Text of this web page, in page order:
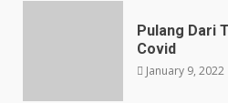
Pulang Dari
Covid
January 9, 2022